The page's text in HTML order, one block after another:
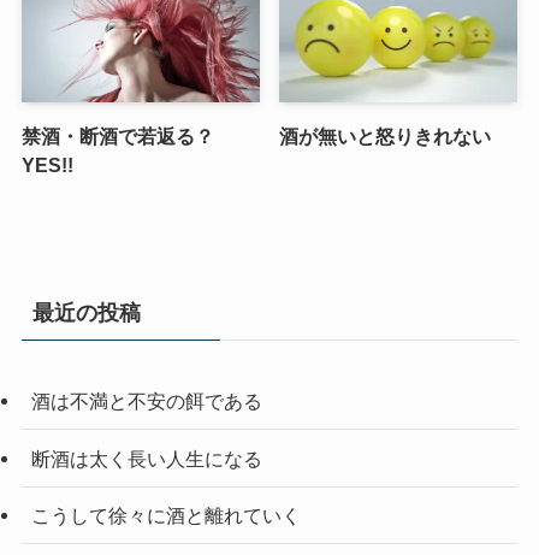
禁酒・断酒で若返る？
YES!!
酒が無いと怒りきれない
最近の投稿
酒は不満と不安の餌である
断酒は太く長い人生になる
こうして徐々に酒と離れていく